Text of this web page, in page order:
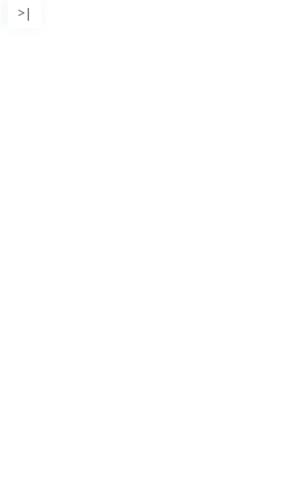
>|